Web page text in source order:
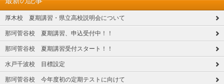
厚木校 夏期講習・県立高校説明会について
那珂菅谷校 夏期講習、申込受付中！！
那珂菅谷校 夏期講習受付スタート！！
水戸千波校 目標設定
那珂菅谷校 今年度初の定期テストに向けて